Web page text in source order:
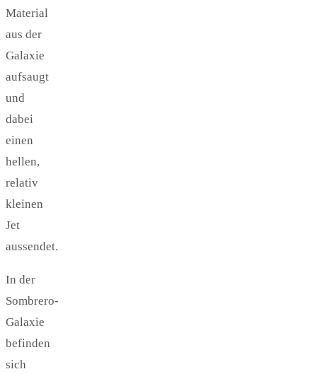
Material
aus der
Galaxie
aufsaugt
und
dabei
einen
hellen,
relativ
kleinen
Jet
aussendet.
In der
Sombrero-
Galaxie
befinden
sich